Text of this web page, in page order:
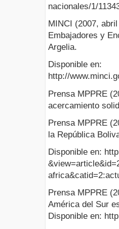
nacionales/1/
MINCI (2007,
Embajadores y
Argelia.
Disponible en:
http://
Prensa MPPRE
acercamiento
Prensa MPPRE
la República
Disponible en:
Prensa MPPRE
América del Sur
Disponible en: